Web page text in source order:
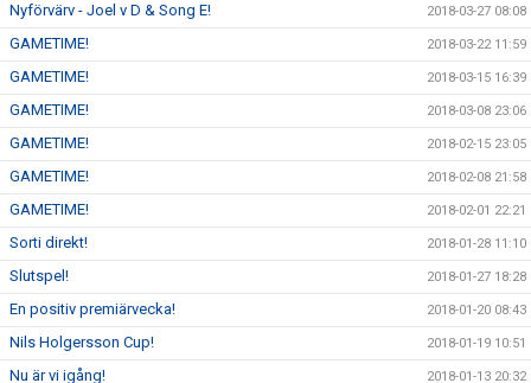
Nyförvärv - Joel v D & Song E! 2018-03-27 08:08
GAMETIME! 2018-03-22 11:59
GAMETIME! 2018-03-15 16:39
GAMETIME! 2018-03-08 23:06
GAMETIME! 2018-02-15 23:05
GAMETIME! 2018-02-08 21:58
GAMETIME! 2018-02-01 22:21
Sorti direkt! 2018-01-28 11:10
Slutspel! 2018-01-27 18:28
En positiv premiärvecka! 2018-01-20 08:43
Nils Holgersson Cup! 2018-01-19 10:51
Nu är vi igång! 2018-01-13 20:32